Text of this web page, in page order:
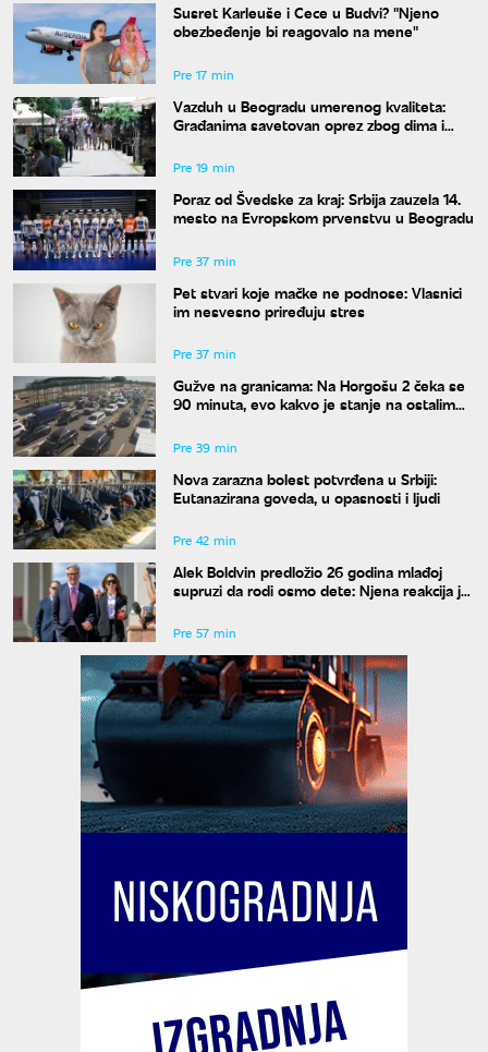
Susret Karleuše i Cece u Budvi? "Njeno
obezbeđenje bi reagovalo na mene"
Pre 17 min
Vazduh u Beogradu umerenog kvaliteta:
Građanima savetovan oprez zbog dima i
Pre 19 min
Poraz od Švedske za kraj: Srbija zauzela 14.
mesto na Evropskom prvenstvu u Beogradu
Pre 37 min
Pet stvari koje mačke ne podnose: Vlasnici
im nesvesno priređuju stres
Pre 37 min
Gužve na granicama: Na Horgošu 2 čeka se
90 minuta, evo kakvo je stanje na ostalim
Pre 39 min
Nova zarazna bolest potvrđena u Srbiji:
Eutanazirana goveda, u opasnosti i ljudi
Pre 42 min
Alek Boldvin predložio 26 godina mlađoj
supruzi da rodi osmo dete: Njena reakcija je
Pre 57 min